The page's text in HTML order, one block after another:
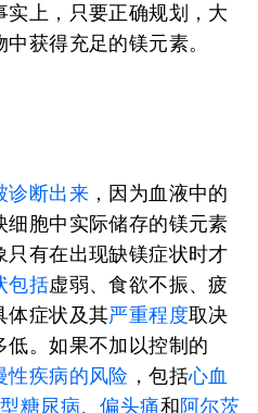
上，只要正确规划，大
获得充足的镁元素。
诊断出来 ，因为血液中的
胞中实际储存的镁元素
有在出现缺镁症状时才
包括虚弱、食欲不振、疲
体症状及其严重程度取决
。如果不加以控制的
性疾病的风险 ，包括心血
型糖尿病、偏头痛和阿尔茨